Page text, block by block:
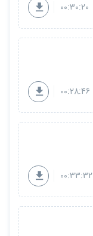
00:30:20
00:28:46
00:33:32